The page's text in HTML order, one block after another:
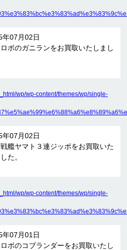
年07月02日
ボのガニランをお買取いたしまし
wp/wp-content/themes/wp/single-
年07月02日
艦ヤマト３連ジッポをお買取いた
た。
wp/wp-content/themes/wp/single-
年07月01日
ボのコブランダーをお買取いたし